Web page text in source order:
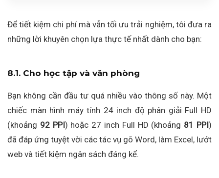
Để tiết kiệm chi phí mà vẫn tối ưu trải nghiệm, tôi đưa ra
những lời khuyên chọn lựa thực tế nhất dành cho bạn:
8.1. Cho học tập và văn phòng
Bạn không cần đầu tư quá nhiều vào thông số này. Một
chiếc màn hình máy tính 24 inch độ phân giải Full HD
(khoảng 92 PPI) hoặc 27 inch Full HD (khoảng 81 PPI)
đã đáp ứng tuyệt vời các tác vụ gõ Word, làm Excel, lướt
web và tiết kiệm ngân sách đáng kể.